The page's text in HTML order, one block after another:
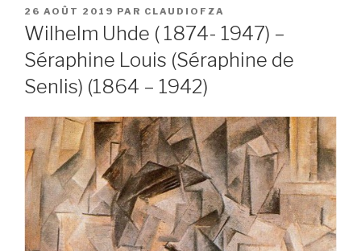
PUBLIÉ
LE
26 AOÛT 2019 PAR CLAUDIOFZA
Wilhelm Uhde ( 1874- 1947) –
Séraphine Louis (Séraphine de
Senlis) (1864 – 1942)